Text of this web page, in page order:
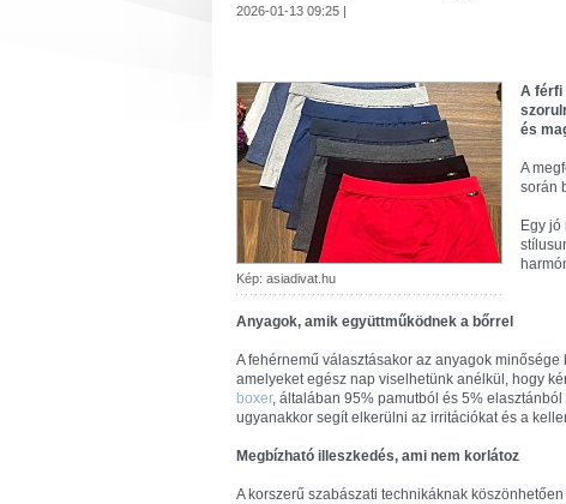
2026-01-13 09:25 |
Kép: asiadivat.hu
A férfi
és
A
során
Egy
Anyagok, amik együttműködnek a bőrrel
A fehérnemű választásakor az anyagok
amelyeket egész nap viselhetünk anélkül, hogy
boxer, általában 95% pamutból és 5%
ugyanakkor segít elkerülni az irritációkat és a
Megbízható illeszkedés, ami nem korlátoz
A korszerű szabászati technikáknak